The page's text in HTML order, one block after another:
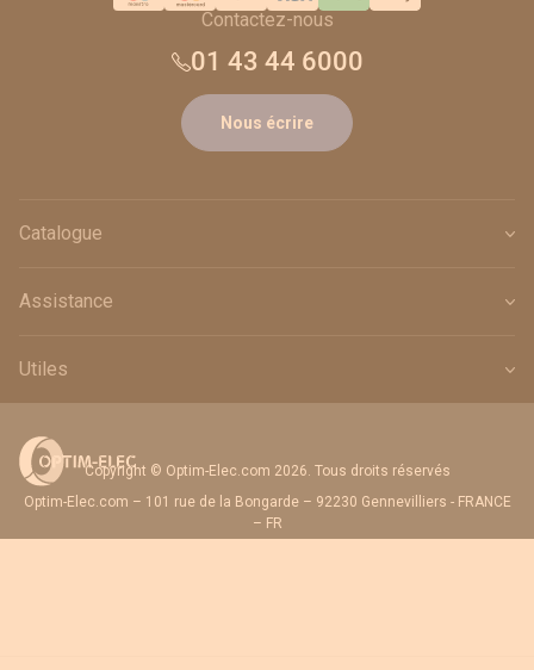
Contactez-nous
01 43 44 6000
Nous écrire
Catalogue
Assistance
Utiles
Copyright © Optim-Elec.com 2026. Tous droits réservés
Optim-Elec.com – 101 rue de la Bongarde – 92230 Gennevilliers - FRANCE
– FR